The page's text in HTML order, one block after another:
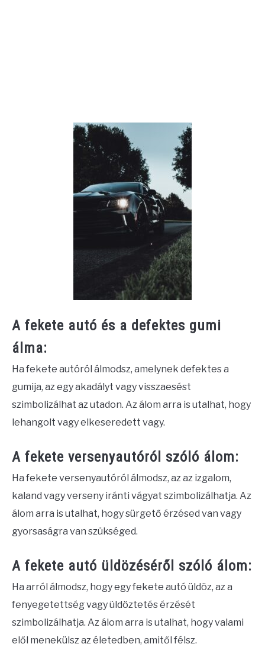
A fekete autó és a defektes gumi
álma:
Ha fekete autóról álmodsz, amelynek defektes a
gumija, az egy akadályt vagy visszaesést
szimbolizálhat az utadon. Az álom arra is utalhat, hogy
lehangolt vagy elkeseredett vagy.
A fekete versenyautóról szóló álom:
Ha fekete versenyautóról álmodsz, az az izgalom,
kaland vagy verseny iránti vágyat szimbolizálhatja. Az
álom arra is utalhat, hogy sürgető érzésed van vagy
gyorsaságra van szükséged.
A fekete autó üldözéséről szóló álom:
Ha arról álmodsz, hogy egy fekete autó üldöz, az a
fenyegetettség vagy üldöztetés érzését
szimbolizálhatja. Az álom arra is utalhat, hogy valami
elől menekülsz az életedben, amitől félsz.